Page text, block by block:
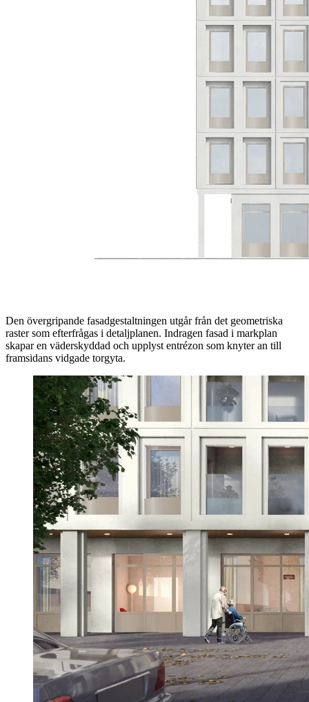
Den övergripande fasadgestaltningen utgår från det geometriska
raster som efterfrågas i detaljplanen. Indragen fasad i markplan
skapar en väderskyddad och upplyst entrézon som knyter an till
framsidans vidgade torgyta.